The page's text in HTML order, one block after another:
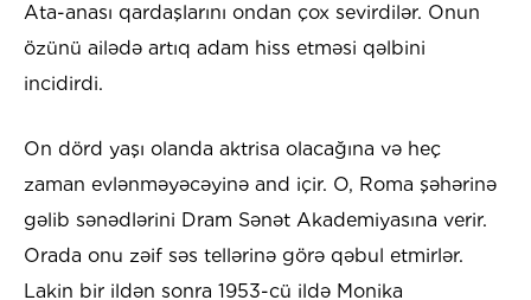
Ata-anası qardaşlarını ondan çox sevirdilər. Onun
özünü ailədə artıq adam hiss etməsi qəlbini
incidirdi.
On dörd yaşı olanda aktrisa olacağına və heç
zaman evlənməyəcəyinə and içir. O, Roma şəhərinə
gəlib sənədlərini Dram Sənət Akademiyasına verir.
Orada onu zəif səs tellərinə görə qəbul etmirlər.
Lakin bir ildən sonra 1953-cü ildə Monika